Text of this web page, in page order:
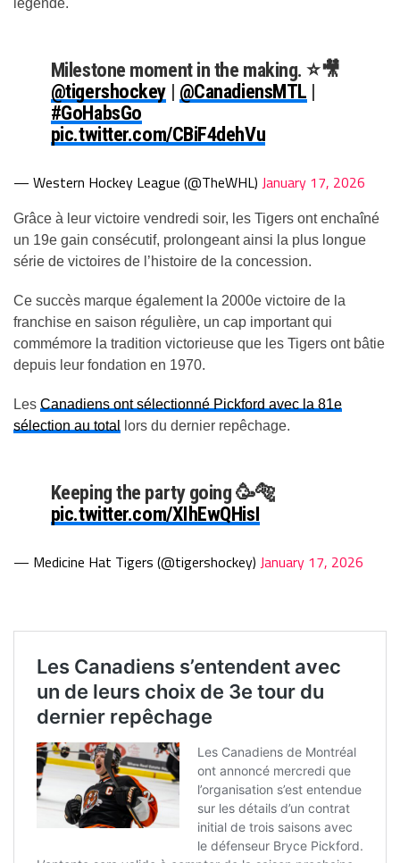
légende.
Milestone moment in the making. ⭐🎥
@tigershockey| @CanadiensMTL |
#GoHabsGo
pic.twitter.com/CBiF4dehVu
— Western Hockey League (@TheWHL) January 17, 2026
Grâce à leur victoire vendredi soir, les Tigers ont enchaîné
un 19e gain consécutif, prolongeant ainsi la plus longue
série de victoires de l’histoire de la concession.
Ce succès marque également la 2000e victoire de la
franchise en saison régulière, un cap important qui
commémore la tradition victorieuse que les Tigers ont bâtie
depuis leur fondation en 1970.
Les Canadiens ont sélectionné Pickford avec la 81e
sélection au total
lors du dernier repêchage.
Keeping the party going 🥳🐅
pic.twitter.com/XIhEwQHisI
— Medicine Hat Tigers (@tigershockey) January 17, 2026